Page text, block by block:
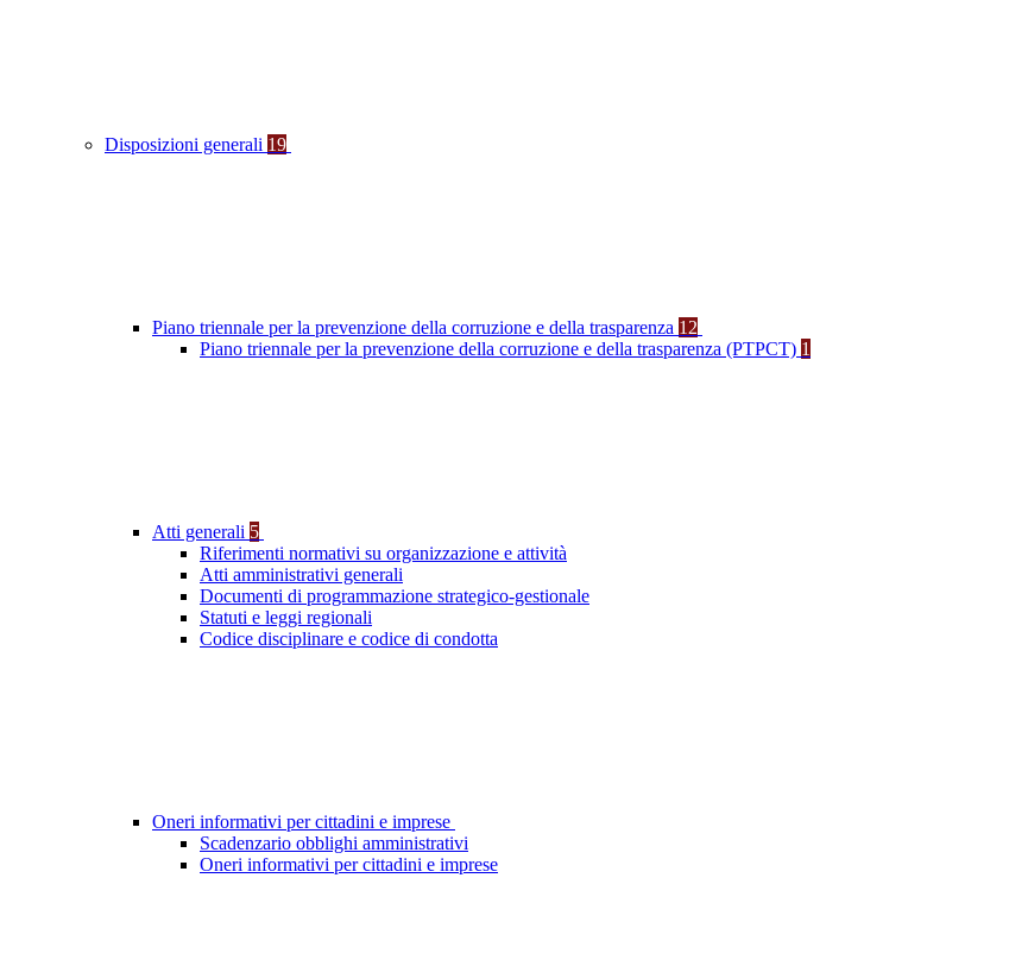
Disposizioni generali 19
Piano triennale per la prevenzione della corruzione e della trasparenza 12
Piano triennale per la prevenzione della corruzione e della trasparenza (PTPCT) 1
Atti generali 5
Riferimenti normativi su organizzazione e attività
Atti amministrativi generali
Documenti di programmazione strategico-gestionale
Statuti e leggi regionali
Codice disciplinare e codice di condotta
Oneri informativi per cittadini e imprese
Scadenzario obblighi amministrativi
Oneri informativi per cittadini e imprese